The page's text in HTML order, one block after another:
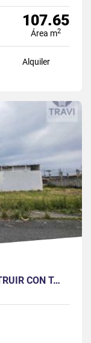
107.65
Área m2
Alquiler
CON T…